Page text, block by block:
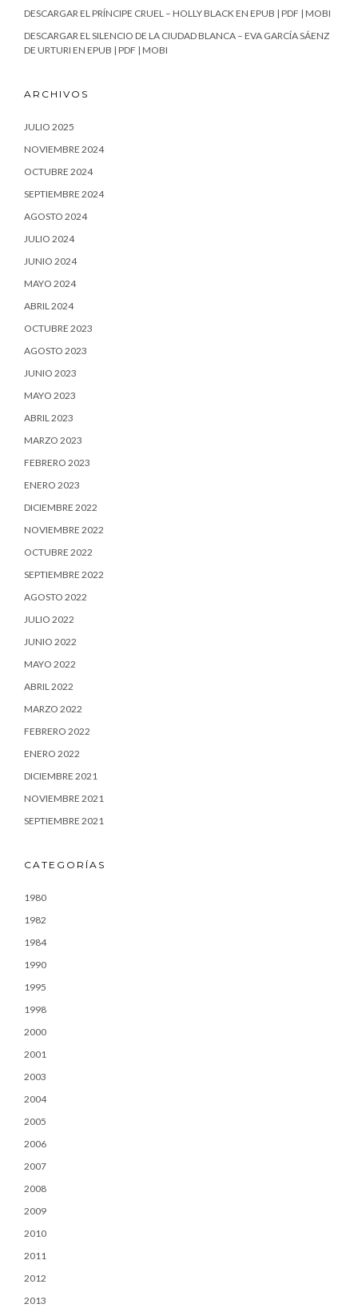
DESCARGAR EL PRÍNCIPE CRUEL – HOLLY BLACK EN EPUB | PDF | MOBI
DESCARGAR EL SILENCIO DE LA CIUDAD BLANCA – EVA GARCÍA SÁENZ
DE URTURI EN EPUB | PDF | MOBI
ARCHIVOS
JULIO 2025
NOVIEMBRE 2024
OCTUBRE 2024
SEPTIEMBRE 2024
AGOSTO 2024
JULIO 2024
JUNIO 2024
MAYO 2024
ABRIL 2024
OCTUBRE 2023
AGOSTO 2023
JUNIO 2023
MAYO 2023
ABRIL 2023
MARZO 2023
FEBRERO 2023
ENERO 2023
DICIEMBRE 2022
NOVIEMBRE 2022
OCTUBRE 2022
SEPTIEMBRE 2022
AGOSTO 2022
JULIO 2022
JUNIO 2022
MAYO 2022
ABRIL 2022
MARZO 2022
FEBRERO 2022
ENERO 2022
DICIEMBRE 2021
NOVIEMBRE 2021
SEPTIEMBRE 2021
CATEGORÍAS
1980
1982
1984
1990
1995
1998
2000
2001
2003
2004
2005
2006
2007
2008
2009
2010
2011
2012
2013